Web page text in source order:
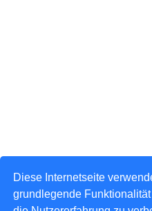
Diese Internetseite
grundlegende